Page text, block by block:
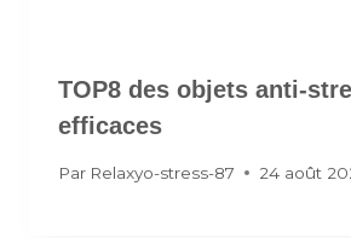
TOP8 des objets anti-
efficaces
Par Relaxyo-stress-87 24 août